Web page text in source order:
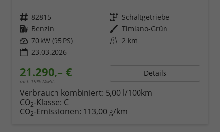
Fahrzeugnr. 82815 Getriebe Schaltgetriebe
Kraftstoff Benzin Außenfarbe Timiano-Grün
Leistung 70 kW (95 PS) Kilometerstand 2 km
23.03.2026
21.290,– €
incl. 19% MwSt.
Details
Verbrauch kombiniert: 5,00 l/100km
CO2-Klasse: C
CO2-Emissionen: 113,00 g/km